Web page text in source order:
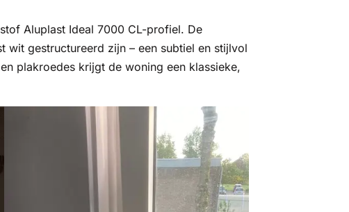
Aluplast Ideal 7000 CL-profiel. De
gestructureerd zijn – een subtiel en stijlvol
plakroedes krijgt de woning een klassieke,